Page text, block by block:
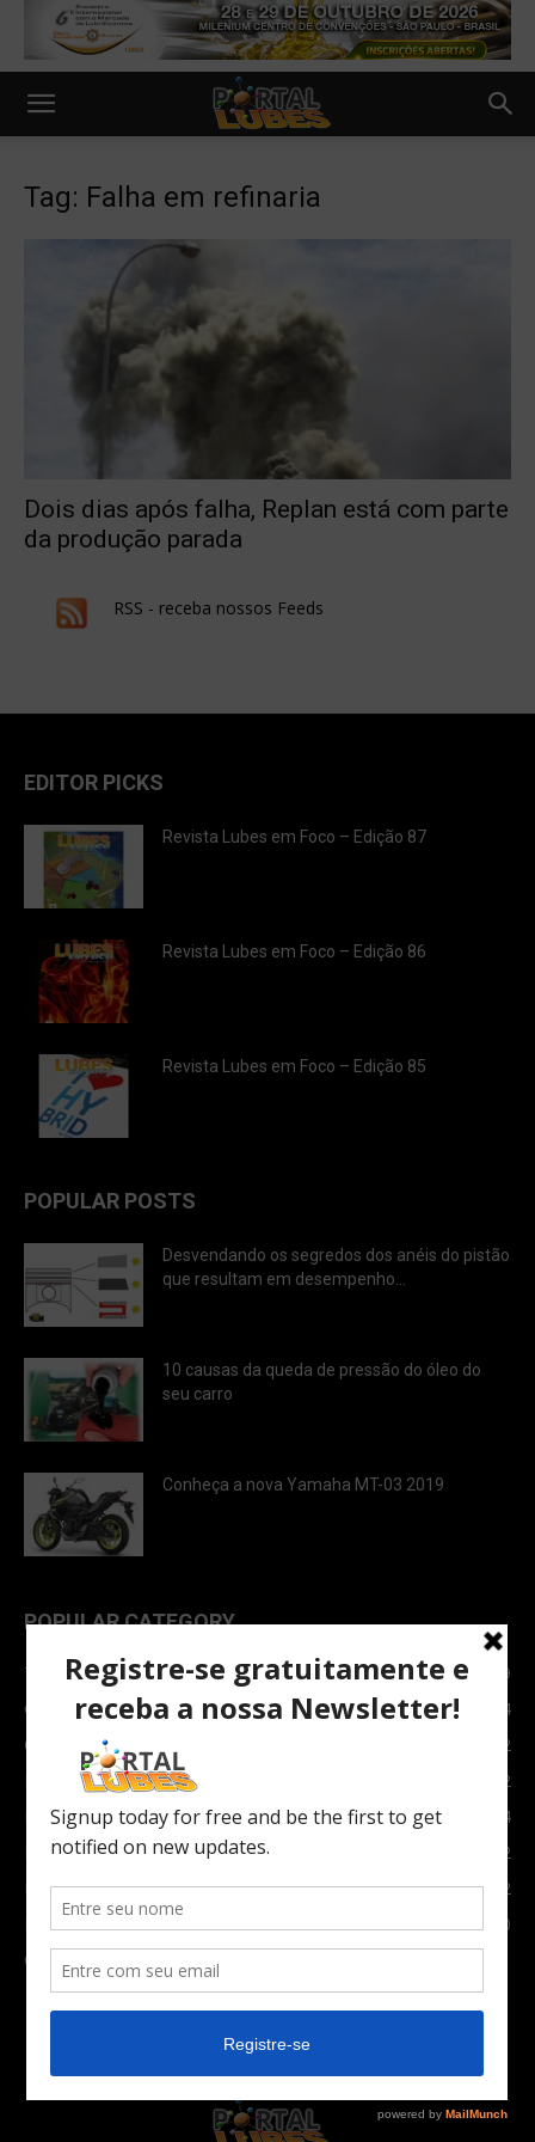
Tag: Falha em refinaria
Dois dias após falha, Replan está com parte
da produção parada
RSS - receba nossos Feeds
EDITOR PICKS
Revista Lubes em Foco – Edição 87
Revista Lubes em Foco – Edição 86
Revista Lubes em Foco – Edição 85
POPULAR POSTS
Desvendando os segredos dos anéis do pistão
que resultam em desempenho...
10 causas da queda de pressão do óleo do
seu carro
Conheça a nova Yamaha MT-03 2019
POPULAR CATEGORY
TOPNEWS
7089
Carro e Moto
3764
Carro
2082
Notícias
1852
Indústria
1024
Moto
972
Economia
672
Newsletter
630
Carros Verdes e Novas tecnologias automotivas